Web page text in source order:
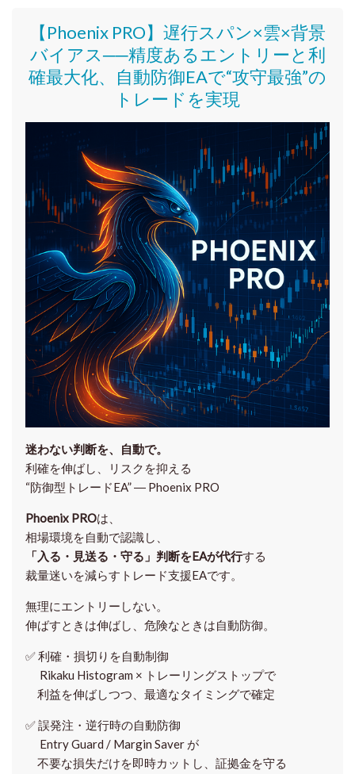
【Phoenix PRO】遅行スパン×雲×背景
バイアス──精度あるエントリーと利
確最大化、自動防御EAで“攻守最強”の
トレードを実現
迷わない判断を、自動で。
利確を伸ばし、リスクを抑える
“防御型トレードEA” ― Phoenix PRO
Phoenix PROは、
相場環境を自動で認識し、
「入る・見送る・守る」判断をEAが代行する
裁量迷いを減らすトレード支援EAです。
無理にエントリーしない。
伸ばすときは伸ばし、危険なときは自動防御。
✅利確・損切りを自動制御
Rikaku Histogram × トレーリングストップで
利益を伸ばしつつ、最適なタイミングで確定
✅誤発注・逆行時の自動防御
Entry Guard / Margin Saver が
不要な損失だけを即時カットし、証拠金を守る